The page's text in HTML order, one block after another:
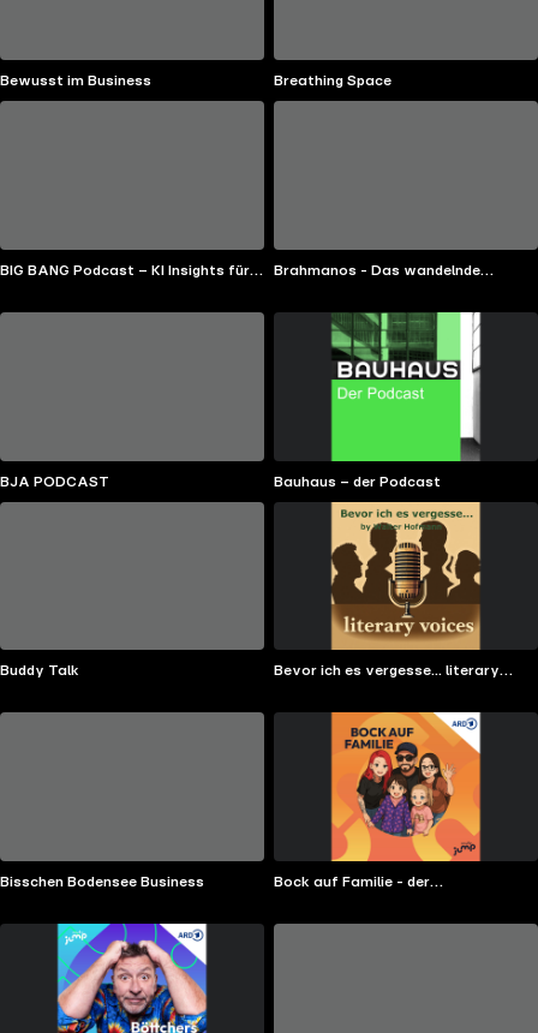
Bewusst im Business Breathing Space
BIG BANG Podcast – KI Insights für
Brahmanos - Das wandelnde
BJA PODCAST Bauhaus – der Podcast
Buddy Talk
Bevor ich es vergesse... literary
Bisschen Bodensee Business
Bock auf Familie - der